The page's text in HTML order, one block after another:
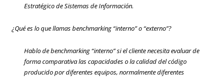
Estratégico de Sistemas de Información.
¿Qué es lo que llamas benchmarking “interno” o “externo”?
Hablo de benchmarking “interno” si el cliente necesita evaluar de
forma comparativa las capacidades o la calidad del código
producido por diferentes equipos, normalmente diferentes